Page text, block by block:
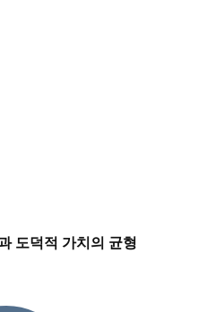
도덕적 가치의 균형